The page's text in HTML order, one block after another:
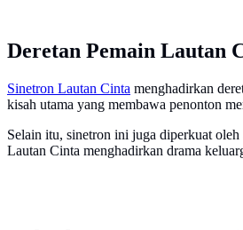
Deretan Pemain Lautan
Sinetron Lautan Cinta menghadirkan
kisah utama yang membawa penonton
Selain itu, sinetron ini juga diperkuat
Lautan Cinta menghadirkan drama